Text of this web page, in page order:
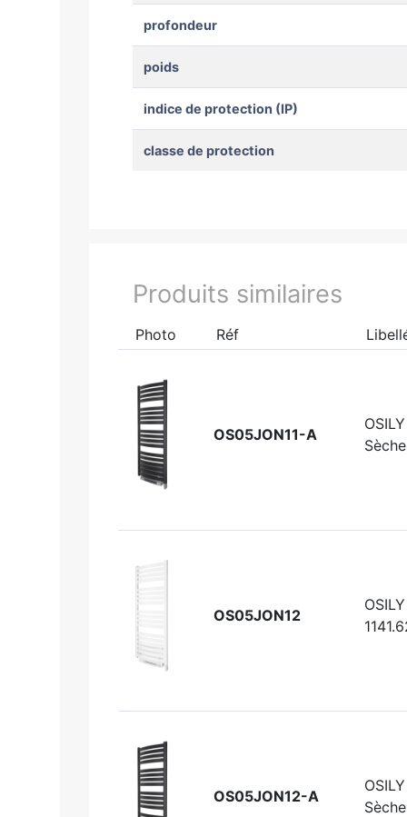
profondeur
poids
indice de protection (IP)
classe de protection
Produits similaires
Photo Réf
OS05JON11-A
OSILY
OS05JON12
OSILY
OS05JON12-A
OSILY